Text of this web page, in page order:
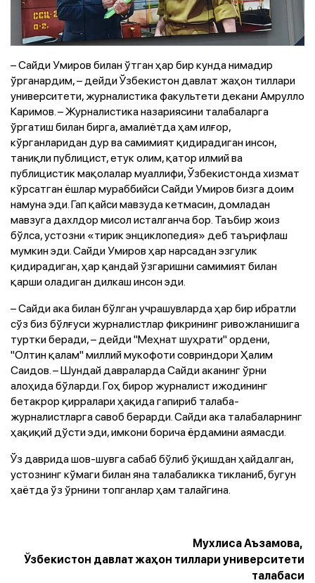
– Сайди Умиров билан ўтган ҳар бир кунда нимадир
ўрганардим, – дейди Ўзбекистон давлат жаҳон тиллари
университети, журналистика факультети декани Амрулло
Каримов. – Журналистика назариясини талабаларга
ўргатиш билан бирга, амалиётда ҳам илғор,
кўрганларидан дур ва самимият қидирадиган инсон,
таниқли публицист, етук олим, қатор илмий ва
публицистик мақолалар муаллифи, Ўзбекистонда хизмат
кўрсатган ёшлар мураббийси Сайди Умиров бизга доим
намуна эди. Гап қайси мавзуда кетмасин, домладан
мавзуга дахлдор мисол исталганча бор. Таъбир жоиз
бўлса, устозни «тирик энциклопедия» деб таърифлаш
мумкин эди. Сайди Умиров ҳар нарсадан эзгулик
қидирадиган, ҳар қандай ўзгаришни самимият билан
қарши оладиган дилкаш инсон эди.
– Сайди ака билан бўлган учрашувларда ҳар бир ибратли
сўз биз бўлғуси журналистлар фикрининг ривожланишига
туртки беради, – дейди "Меҳнат шуҳрати" ордени,
"Олтин қалам" миллий мукофоти совриндори Ҳалим
Саидов. – Шундай давраларда Сайди аканинг ўрни
алоҳида бўларди. Гоҳ бирор журналист ижодининг
бетакрор қирралари ҳақида гапириб талаба-
журналистларга савоб берарди. Сайди ака талабаларнинг
ҳақиқий дўсти эди, имкони борича ёрдамини аямасди.
Ўз даврида шов-шувга сабаб бўлиб ўқишдан ҳайдалган,
устознинг кўмаги билан яна талабаликка тикланиб, бугун
ҳаётда ўз ўрнини топганлар ҳам талайгина.
Мухлиса Аъзамова,
Ўзбекистон давлат жаҳон тиллари университети
талабаси